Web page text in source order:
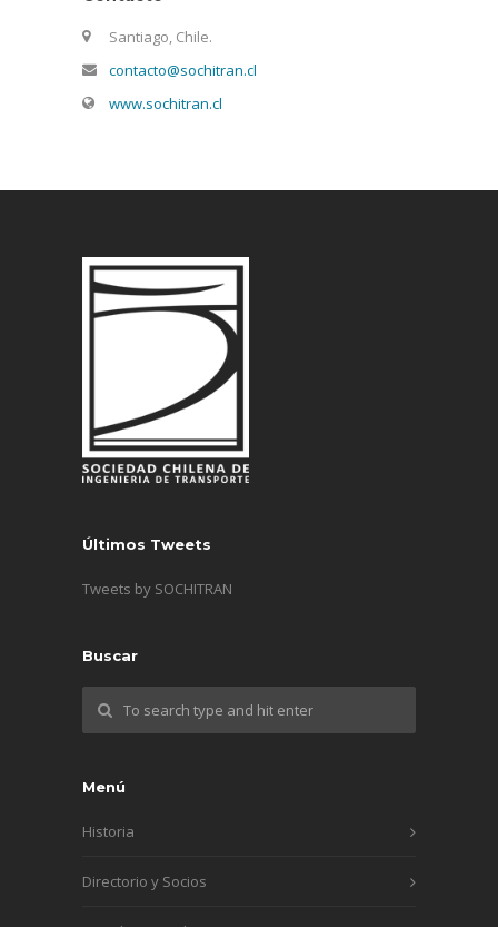
Santiago, Chile.
contacto@sochitran.cl
www.sochitran.cl
Últimos Tweets
Tweets by SOCHITRAN
Buscar
Menú
Historia
Directorio y Socios